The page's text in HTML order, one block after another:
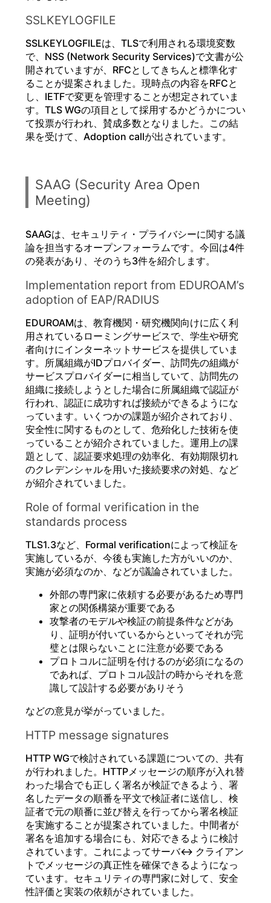
SSLKEYLOGFILE
SSLKEYLOGFILEは、TLSで利用される環境変数
で、NSS (Network Security Services)で文書が公
開されていますが、RFCとしてきちんと標準化す
ることが提案されました。現時点の内容をRFCと
し、IETFで変更を管理することが想定されていま
す。TLS WGの項目として採用するかどうかについ
て投票が行われ、賛成多数となりました。この結
果を受けて、Adoption callが出されています。
SAAG (Security Area Open
Meeting)
SAAGは、セキュリティ・プライバシーに関する議
論を担当するオープンフォーラムです。今回は4件
の発表があり、そのうち3件を紹介します。
Implementation report from EDUROAM’s
adoption of EAP/RADIUS
EDUROAMは、教育機関・研究機関向けに広く利
用されているローミングサービスで、学生や研究
者向けにインターネットサービスを提供していま
す。所属組織がIDプロバイダー、訪問先の組織が
サービスプロバイダーに相当していて、訪問先の
組織に接続しようとした場合に所属組織で認証が
行われ、認証に成功すれば接続ができるようにな
っています。いくつかの課題が紹介されており、
安全性に関するものとして、危殆化した技術を使
っていることが紹介されていました。運用上の課
題として、認証要求処理の効率化、有効期限切れ
のクレデンシャルを用いた接続要求の対処、など
が紹介されていました。
Role of formal verification in the
standards process
TLS1.3など、Formal verificationによって検証を
実施しているが、今後も実施した方がいいのか、
実施が必須なのか、などが議論されていました。
外部の専門家に依頼する必要があるため専門
家との関係構築が重要である
攻撃者のモデルや検証の前提条件などがあ
り、証明が付いているからといってそれが完
璧とは限らないことに注意が必要である
プロトコルに証明を付けるのが必須になるの
であれば、プロトコル設計の時からそれを意
識して設計する必要がありそう
などの意見が挙がっていました。
HTTP message signatures
HTTP WGで検討されている課題についての、共有
が行われました。HTTPメッセージの順序が入れ替
わった場合でも正しく署名が検証できるよう、署
名したデータの順番を平文で検証者に送信し、検
証者で元の順番に並び替えを行ってから署名検証
を実施することが提案されていました。中間者が
署名を追加する場合にも、対応できるように検討
されています。これによってサーバ<-> クライアン
トでメッセージの真正性を確保できるようになっ
ています。セキュリティの専門家に対して、安全
性評価と実装の依頼がされていました。